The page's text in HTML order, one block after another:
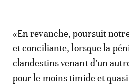
«En revanche, poursuit
et conciliante, lorsque la
clandestins venant d’un
pour le moins timide et